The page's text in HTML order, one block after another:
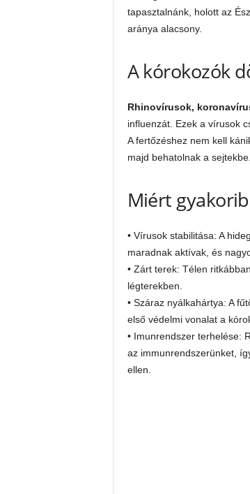
tapasztalnánk, holott az
aránya alacsony.
A kórokozók
Rhinovírusok,
influenzát. Ezek a vírusok
A fertőzéshez nem kell
majd behatolnak a sejtekbe.
Miért
• Vírusok stabilitása: A
maradnak aktívak, és
• Zárt terek: Télen
légterekben.
• Száraz nyálkahártya: A
első védelmi vonalat a
• Imunrendszer terhelése:
az immunrendszerünket,
ellen.